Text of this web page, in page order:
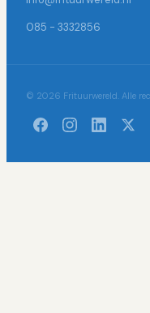
085 - 3332856
© 2026 Frituurwereld. Alle